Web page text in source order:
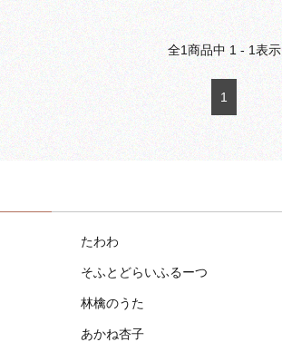
全1商品中 1 - 1表示
1
たわわ
そふとどらいふるーつ
林檎のうた
あかね杏子